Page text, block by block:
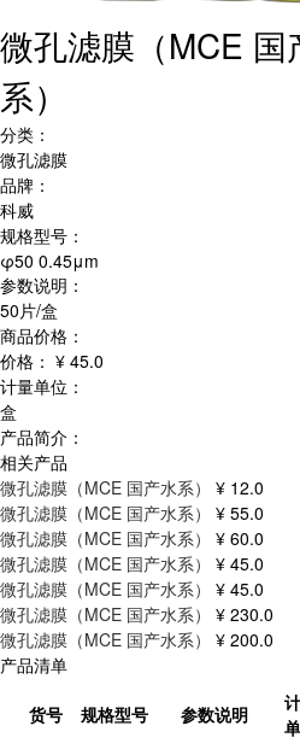
微孔滤膜（MCE 国
系）
分类：
微孔滤膜
品牌：
科威
规格型号：
φ50 0.45μm
参数说明：
50片/盒
商品价格：
价格： ¥ 45.0
计量单位：
盒
产品简介：
相关产品
微孔滤膜（MCE 国产水系） ¥ 12.0
微孔滤膜（MCE 国产水系） ¥ 55.0
微孔滤膜（MCE 国产水系） ¥ 60.0
微孔滤膜（MCE 国产水系） ¥ 45.0
微孔滤膜（MCE 国产水系） ¥ 45.0
微孔滤膜（MCE 国产水系） ¥ 230.0
微孔滤膜（MCE 国产水系） ¥ 200.0
产品清单
货号 规格型号 参数说明